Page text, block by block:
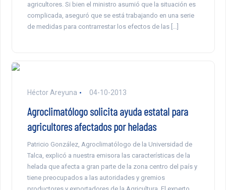
agricultores. Si bien el ministro asumió que la situación es
complicada, aseguró que se está trabajando en una serie
de medidas para contrarrestar los efectos de las […]
Héctor Areyuna 04-10-2013
Agroclimatólogo solicita ayuda estatal para
agricultores afectados por heladas
Patricio González, Agroclimatólogo de la Universidad de
Talca, explicó a nuestra emisora las características de la
helada que afecta a gran parte de la zona centro del país y
tiene preocupados a las autoridades y gremios